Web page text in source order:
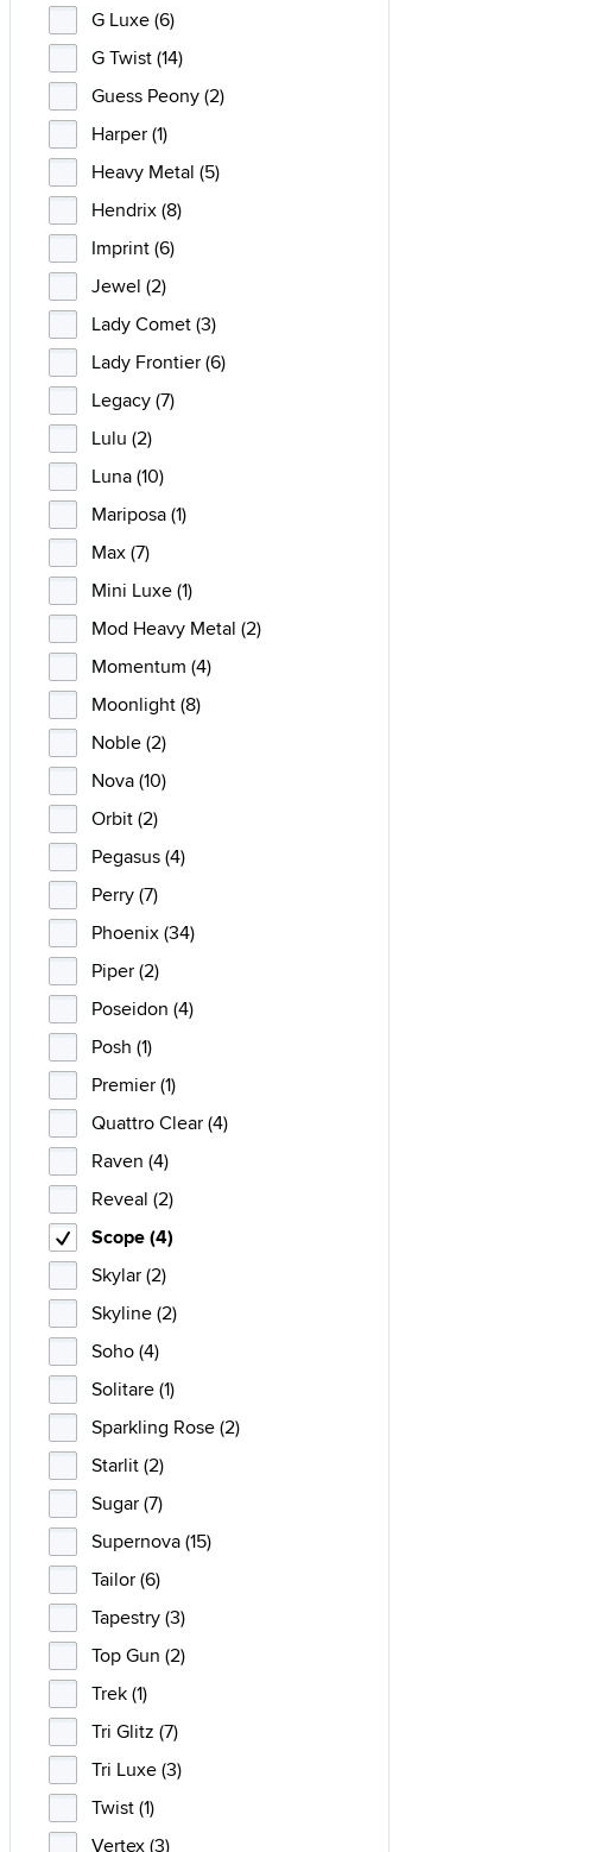
G Luxe (6)
G Twist (14)
Guess Peony (2)
Harper (1)
Heavy Metal (5)
Hendrix (8)
Imprint (6)
Jewel (2)
Lady Comet (3)
Lady Frontier (6)
Legacy (7)
Lulu (2)
Luna (10)
Mariposa (1)
Max (7)
Mini Luxe (1)
Mod Heavy Metal (2)
Momentum (4)
Moonlight (8)
Noble (2)
Nova (10)
Orbit (2)
Pegasus (4)
Perry (7)
Phoenix (34)
Piper (2)
Poseidon (4)
Posh (1)
Premier (1)
Quattro Clear (4)
Raven (4)
Reveal (2)
Scope (4)
Skylar (2)
Skyline (2)
Soho (4)
Solitare (1)
Sparkling Rose (2)
Starlit (2)
Sugar (7)
Supernova (15)
Tailor (6)
Tapestry (3)
Top Gun (2)
Trek (1)
Tri Glitz (7)
Tri Luxe (3)
Twist (1)
Vertex (3)